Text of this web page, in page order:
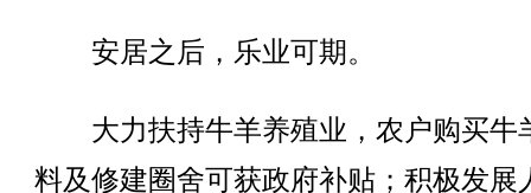
安居之后，乐业可期。
大力扶持牛羊养殖业，农户购买牛
料及修建圈舍可获政府补贴；积极发展